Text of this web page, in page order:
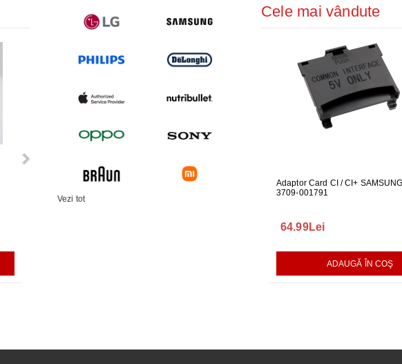
ALIMENTATOR PENTRU MONITOR
CABLU ONE CONNECT PENTRU
TELEVIZOR SAMSUNG
FURTUN
Vezi tot
Cele mai vândute
Adaptor Card CI / CI+ SAMSUNG
3709-001791
64.99Lei
ADAUGĂ ÎN COŞ